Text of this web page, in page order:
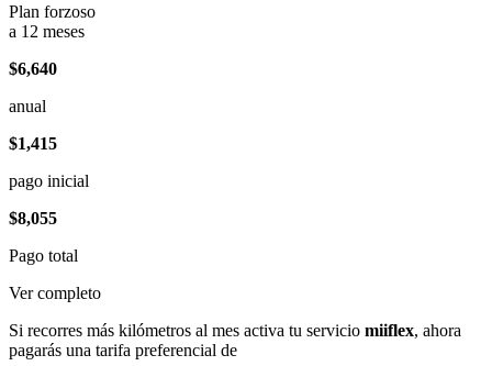
Plan forzoso
a 12 meses
$6,640
anual
$1,415
pago inicial
$8,055
Pago total
Ver completo
Si recorres más kilómetros al mes activa tu servicio miiflex, ahora
pagarás una tarifa preferencial de